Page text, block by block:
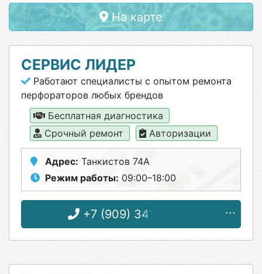
На карте
СЕРВИС ЛИДЕР
Работают специалисты с опытом ремонта
перфораторов любых брендов
Бесплатная диагностика
Срочный ремонт
Авторизации
Адрес: Танкистов 74А
Режим работы: 09:00–18:00
+7 (909) 341-60-83